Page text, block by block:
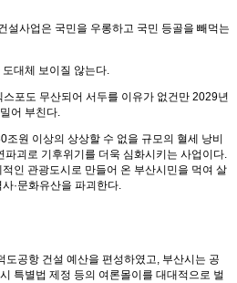
설사업은 국민을 우롱하고 국민 등골을 빼먹는
대체 보이질 않는다.
포도 무산되어 서두를 이유가 없건만 2029년
어 부친다.
원 이상의 상상할 수 없을 규모의 혈세 낭비
파괴로 기후위기를 더욱 심화시키는 사업이다.
인 관광도시로 만들어 온 부산시민을 먹여 살
·문화유산을 파괴한다.
도공항 건설 예산을 편성하였고, 부산시는 공
특별법 제정 등의 여론몰이를 대대적으로 벌